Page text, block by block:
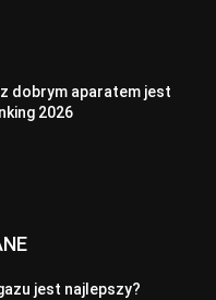
dobrym aparatem jest
2026
jest najlepszy?